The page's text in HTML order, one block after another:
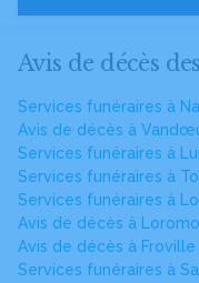
Avis de décès
Services funéraires à
Avis de décès à
Services funéraires à
Services funéraires à
Services funéraires à
Avis de décès à
Avis de décès à Froville
Services funéraires à